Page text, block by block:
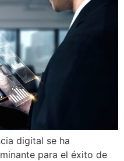
digital se ha
para el éxito de